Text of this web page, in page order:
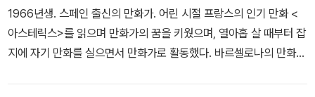
트> 등을 집필했다. 마블에서는 <아이언 맨 2.0>, <시크릿 어벤저스
>, <얼티밋 코믹스: 엑스맨>을 시작으로, 마블 나우! 시기의 <슈피리
어 포즈 오브 스파이더맨>, 유머러스하게 그린 최약체 히어로물 <앤
한 <캡틴 아메리카: 스티브 로저스>, <캡틴 아메리카: 샘 윌슨>, <시
1966년생. 스페인 출신의 만화가. 어린 시절 프랑스의 인기 만화 <
아스테릭스>를 읽으며 만화가의 꿈을 키웠으며, 열아홉 살 때부터 잡
지에 자기 만화를 실으면서 만화가로 활동했다. 바르셀로나의 만화